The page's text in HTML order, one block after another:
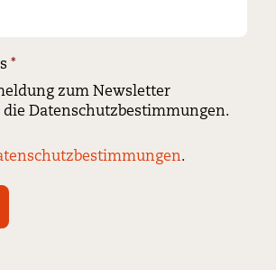
*
zum Newsletter
die Datenschutzbestimmungen.
.